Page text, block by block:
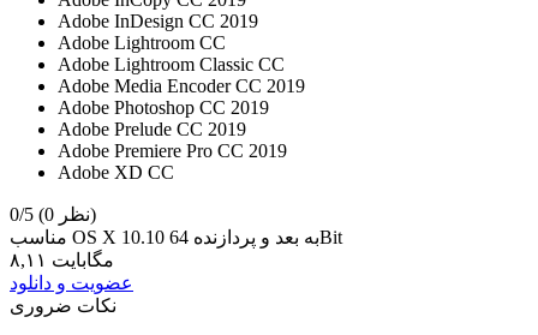
Adobe InDesign CC 2019
Adobe Lightroom CC
Adobe Lightroom Classic CC
Adobe Media Encoder CC 2019
Adobe Photoshop CC 2019
Adobe Prelude CC 2019
Adobe Premiere Pro CC 2019
Adobe XD CC
0/5
(0 نظر)
مناسب OS X 10.10 به بعد و پردازنده 64Bit
۸,۱۱ مگابایت
عضویت و دانلود
نکات ضروری